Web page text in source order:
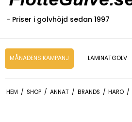
- Priser i golvhöjd sedan 1997
MÅNADENS KAMPANJ LAMINATGOLV
HEM / SHOP / ANNAT / BRANDS / HARO /